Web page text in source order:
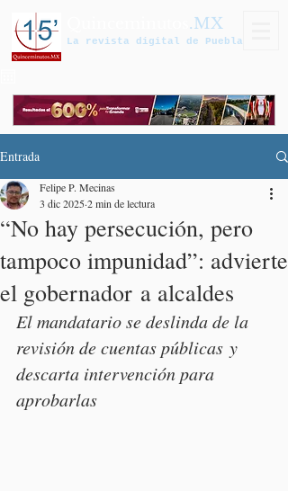
.MX
La revista digital de Puebla
Entrada
“No hay persecución, pero
tampoco impunidad”: advierte
el gobernador a alcaldes
Felipe P. Mecinas
3 dic 20252 min de lectura
El mandatario se deslinda de la
revisión de cuentas públicas y
descarta intervención para
aprobarlas